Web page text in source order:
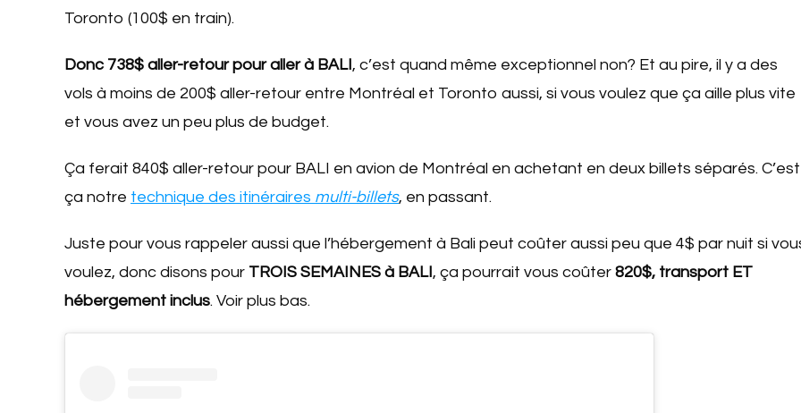
Toronto (100$ en train).
Donc 738$ aller-retour pour aller à BALI, c’est quand même exceptionnel non? Et au pire, il y a des
vols à moins de 200$ aller-retour entre Montréal et Toronto aussi, si vous voulez que ça aille plus vite
et vous avez un peu plus de budget.
Ça ferait 840$ aller-retour pour BALI en avion de Montréal en achetant en deux billets séparés. C’est
ça notre technique des itinéraires multi-billets, en passant.
Juste pour vous rappeler aussi que l’hébergement à Bali peut coûter aussi peu que 4$ par nuit si
voulez, donc disons pour TROIS SEMAINES à BALI, ça pourrait vous coûter 820$, transport ET
hébergement inclus. Voir plus bas.